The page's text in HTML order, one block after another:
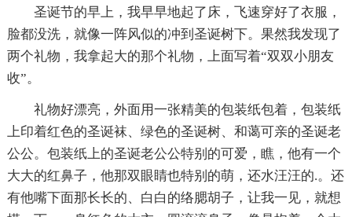
圣诞节的早上，我早早地起了床，飞速穿好了衣服，
脸都没洗，就像一阵风似的冲到圣诞树下。果然我发现了
两个礼物，我拿起大的那个礼物，上面写着“双双小朋友
收”。
礼物好漂亮，外面用一张精美的包装纸包着，包装纸
上印着红色的圣诞袜、绿色的圣诞树、和蔼可亲的圣诞老
公公。包装纸上的圣诞老公公特别的可爱，瞧，他有一个
大大的红鼻子，他那双眼睛也特别的萌，还水汪汪的.。还
有他嘴下面那长长的、白白的络腮胡子，让我一见，就想